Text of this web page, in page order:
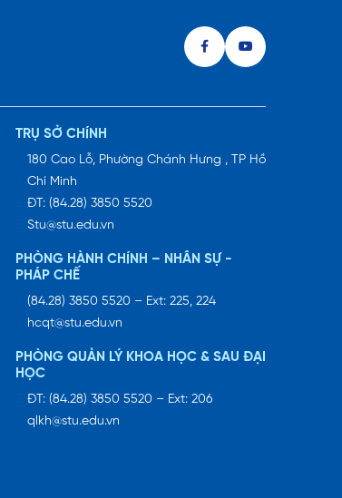
TRỤ SỞ CHÍNH
180 Cao Lỗ, Phường Chánh Hưng , TP Hồ
Chí Minh
ĐT: (84.28) 3850 5520
Stu@stu.edu.vn
PHÒNG HÀNH CHÍNH – NHÂN SỰ -
PHÁP CHẾ
(84.28) 3850 5520 – Ext: 225, 224
hcqt@stu.edu.vn
PHÒNG QUẢN LÝ KHOA HỌC & SAU ĐẠI
HỌC
ĐT: (84.28) 3850 5520 – Ext: 206
qlkh@stu.edu.vn